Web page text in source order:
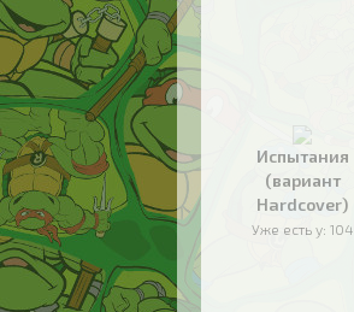
Испытания
(вариант
Hardcover)
Уже есть у: 104